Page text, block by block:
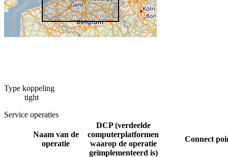
Type koppeling
tight
Service operaties
Naam van de
operatie
DCP (verdeelde
computerplatformen
waarop de operatie
geïmplementeerd is)
Connect